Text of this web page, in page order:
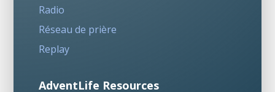
Radio
Réseau de prière
Replay
AdventLife Resources